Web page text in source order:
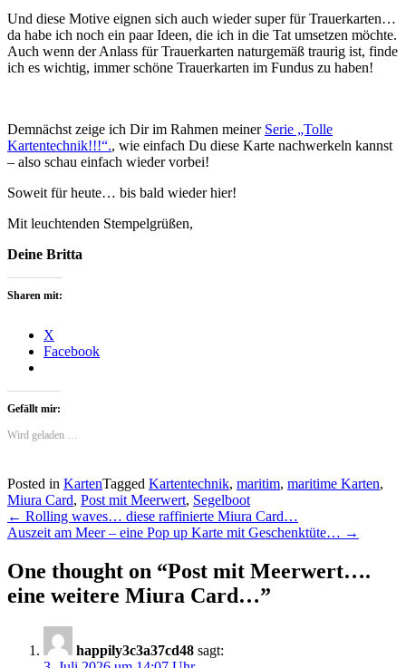
Und diese Motive eignen sich auch wieder super für Trauerkarten…
da habe ich noch ein paar Ideen, die ich in die Tat umsetzen möchte.
Auch wenn der Anlass für Trauerkarten naturgemäß traurig ist, finde
ich es wichtig, immer schöne Trauerkarten im Fundus zu haben!
Demnächst zeige ich Dir im Rahmen meiner Serie „Tolle
Kartentechnik!!!“., wie einfach Du diese Karte nachwerkeln kannst
– also schau einfach wieder vorbei!
Soweit für heute… bis bald wieder hier!
Mit leuchtenden Stempelgrüßen,
Deine Britta
Sharen mit:
X
Facebook
Gefällt mir:
Wird geladen …
Posted in KartenTagged Kartentechnik, maritim, maritime Karten,
Miura Card, Post mit Meerwert, Segelboot
Post
navigation
← Rolling waves… diese raffinierte Miura Card…
Auszeit am Meer – eine Pop up Karte mit Geschenktüte… →
One thought on “Post mit Meerwert….
eine weitere Miura Card…”
happily3c3a37cd48 sagt: